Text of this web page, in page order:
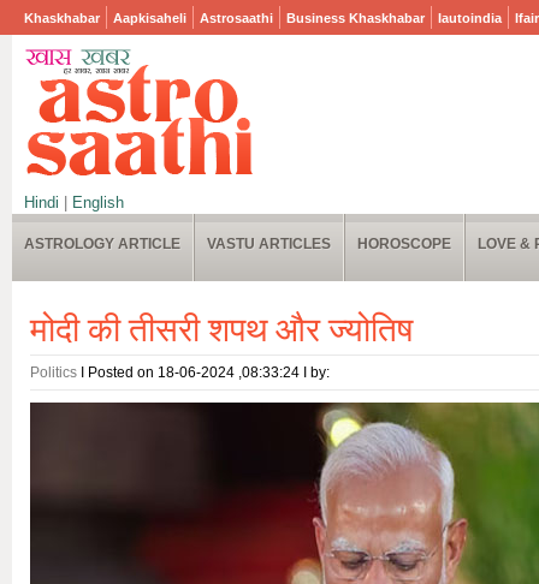
Khaskhabar Aapkisaheli Astrosaathi Business Khaskhabar Iautoindia
Hindi English
ASTROLOGY ARTICLE VASTU ARTICLES HOROSCOPE LOVE &
मोदी की तीसरी शपथ और ज्योतिष
Politics I Posted on 18-06-2024 ,08:33:24 I by: